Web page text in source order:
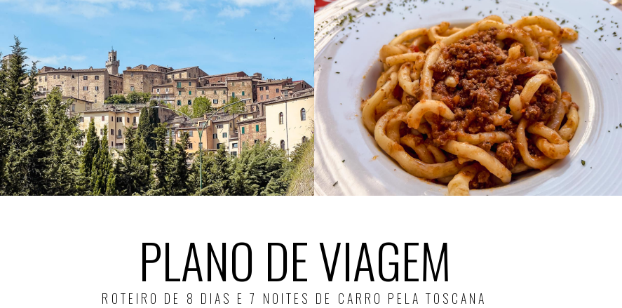
PLANO DE VIAGEM
ROTEIRO DE 8 DIAS E 7 NOITES DE CARRO PELA TOSCANA